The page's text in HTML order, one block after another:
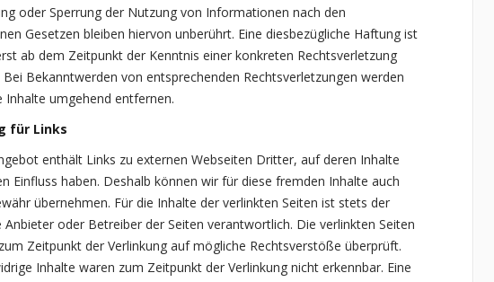
oder Sperrung der Nutzung von Informationen nach den
Gesetzen bleiben hiervon unberührt. Eine diesbezügliche Haftung ist
ab dem Zeitpunkt der Kenntnis einer konkreten Rechtsverletzung
Bekanntwerden von entsprechenden Rechtsverletzungen werden
Inhalte umgehend entfernen.
für Links
enthält Links zu externen Webseiten Dritter, auf deren Inhalte
Einfluss haben. Deshalb können wir für diese fremden Inhalte auch
übernehmen. Für die Inhalte der verlinkten Seiten ist stets der
Anbieter oder Betreiber der Seiten verantwortlich. Die verlinkten Seiten
Zeitpunkt der Verlinkung auf mögliche Rechtsverstöße überprüft.
Inhalte waren zum Zeitpunkt der Verlinkung nicht erkennbar. Eine